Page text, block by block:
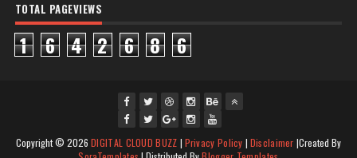
TOTAL PAGEVIEWS
1 6 4 2 6 8 6
fac
ebo
twi
tte
gpl
usJ
ins
tag
you
tub
Copyright ©2026DIGITAL CLOUD BUZZ | Privacy Policy | Disclaimer |Created By